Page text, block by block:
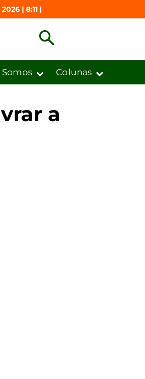
| 8:11 |
Colunas
a